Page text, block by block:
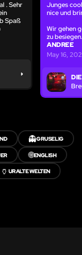
. Sehr
Spaß
Junges
nice und
Wir gehen
zu
ANDREE
May 16,
👻GRUSELIG
🌐ENGLISH
🏺 URALTE WELTEN